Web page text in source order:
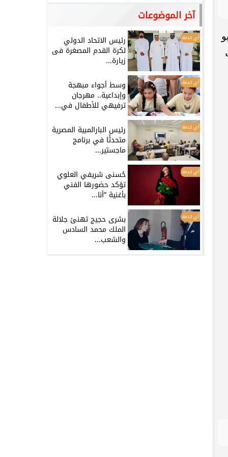
يونيو
آخر الموضوعات
أي خدمة رئيس الاتحاد الدولي
لكرة القدم المصغرة فى
زيارة...
أي خدمة وسط أجواء مبهجة
وإبداعية.. مهرجان
ترفيهي للأطفال في...
أي خدمة رئيس البارالمبية المصرية
متحدثًا في برنامج
ماجستير...
أي خدمة حُسنى شريفي العلوي
تؤكد حضورها الفني
بأغنية ”أنا...
أي خدمة بشرى حجيج تهنئ جلالة
الملك محمد السادس
والشعب...